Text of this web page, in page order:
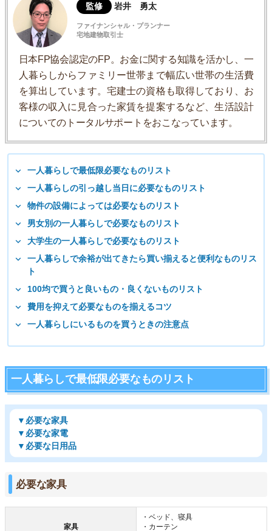
監修 岩井 勇太
ファイナンシャル・プランナー
宅地建物取引士
日本FP協会認定のFP。お金に関する知識を活かし、一
人暮らしからファミリー世帯まで幅広い世帯の生活費
を算出しています。宅建士の資格も取得しており、お
客様の収入に見合った家賃を提案するなど、生活設計
についてのトータルサポートをおこなっています。
一人暮らしで最低限必要なものリスト
一人暮らしの引っ越し当日に必要なものリスト
物件の設備によっては必要なものリスト
男女別の一人暮らしで必要なものリスト
大学生の一人暮らしで必要なものリスト
一人暮らしで余裕が出てきたら買い揃えると便利なものリス
ト
100均で買うと良いもの・良くないものリスト
費用を抑えて必要なものを揃えるコツ
一人暮らしにいるものを買うときの注意点
一人暮らしで最低限必要なものリスト
▼必要な家具
▼必要な家電
▼必要な日用品
必要な家具
家具
・ベッド、寝具
・カーテン